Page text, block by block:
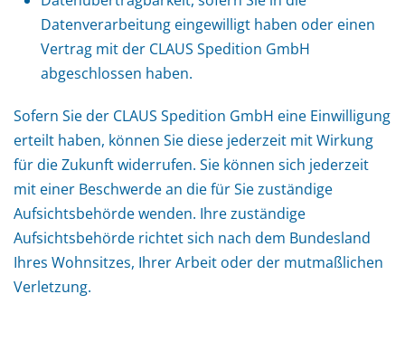
Datenverarbeitung eingewilligt haben oder einen
Vertrag mit der CLAUS Spedition GmbH
abgeschlossen haben.
Sofern Sie der CLAUS Spedition GmbH eine Einwilligung
erteilt haben, können Sie diese jederzeit mit Wirkung
für die Zukunft widerrufen. Sie können sich jederzeit
mit einer Beschwerde an die für Sie zuständige
Aufsichtsbehörde wenden. Ihre zuständige
Aufsichtsbehörde richtet sich nach dem Bundesland
Ihres Wohnsitzes, Ihrer Arbeit oder der mutmaßlichen
Verletzung.